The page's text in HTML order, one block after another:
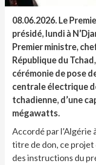
08.06.2026. Le
présidé, lundi à
Premier ministre,
République du
cérémonie de pose
centrale électrique
tchadienne, d’une
mégawatts.
Accordé par l’Algérie
titre de don, ce
des instructions du